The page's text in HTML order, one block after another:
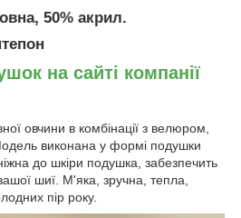
50% акрил.
на сайті компанії
овчини в комбінації з велюром,
виконана у формі подушки
до шкіри подушка, забезпечить
шиї. М'яка, зручна, тепла,
пір року.